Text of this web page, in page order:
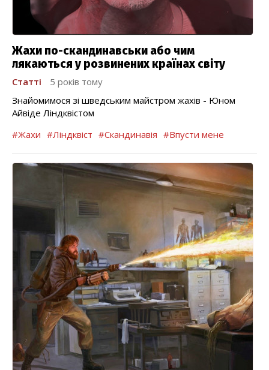
Жахи по-скандинавськи або чим
лякаються у розвинених країнах світу
Статті
5 років тому
Знайомимося зі шведським майстром жахів - Юном
Айвіде Ліндквістом
#Жахи #Ліндквіст #Скандинавія #Впусти мене